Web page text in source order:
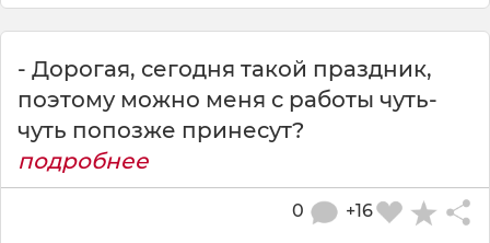
- Дорогая, сегодня такой праздник,
поэтому можно меня с работы чуть-
чуть попозже принесут?
подробнее
+16
0